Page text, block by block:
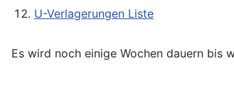
U-Verlagerungen Liste
Es wird noch einige Wochen dauern bis